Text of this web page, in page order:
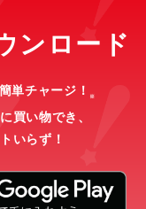
ンロード
単チャージ！ ※
買い物でき、
いらず！